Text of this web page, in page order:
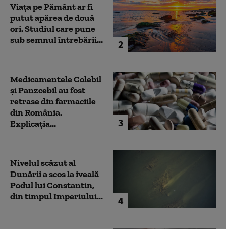
2
Viața pe Pământ ar fi
putut apărea de două
ori. Studiul care pune
sub semnul întrebării...
3
Medicamentele Colebil
și Panzcebil au fost
retrase din farmaciile
din România.
Explicația...
4
Nivelul scăzut al
Dunării a scos la iveală
Podul lui Constantin,
din timpul Imperiului...